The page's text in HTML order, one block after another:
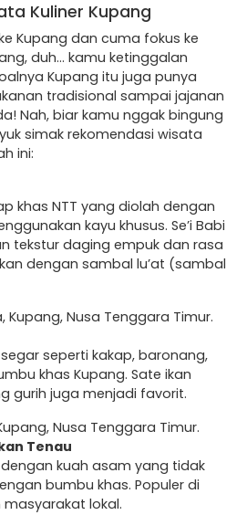
Kuliner Kupang
Kupang dan cuma fokus ke
duh… kamu ketinggalan
Kupang itu juga punya
tradisional sampai jajanan
Nah, biar kamu nggak bingung
simak rekomendasi wisata
ini:
khas NTT yang diolah dengan
kayu khusus. Se’i Babi
tekstur daging empuk dan rasa
dengan sambal lu’at (sambal
Kupang, Nusa Tenggara Timur.
seperti kakap, baronang,
khas Kupang. Sate ikan
gurih juga menjadi favorit.
Nusa Tenggara Timur.
Tenau
kuah asam yang tidak
bumbu khas. Populer di
lokal.